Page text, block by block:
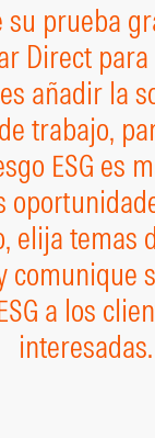
su prueba
Direct
añadir la
trabajo,
ESG es
elija temas
comunique
a los
interesadas.